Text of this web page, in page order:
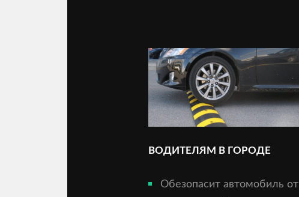
ВОДИТЕЛЯМ В ГОРОДЕ
Обезопасит автомобиль от